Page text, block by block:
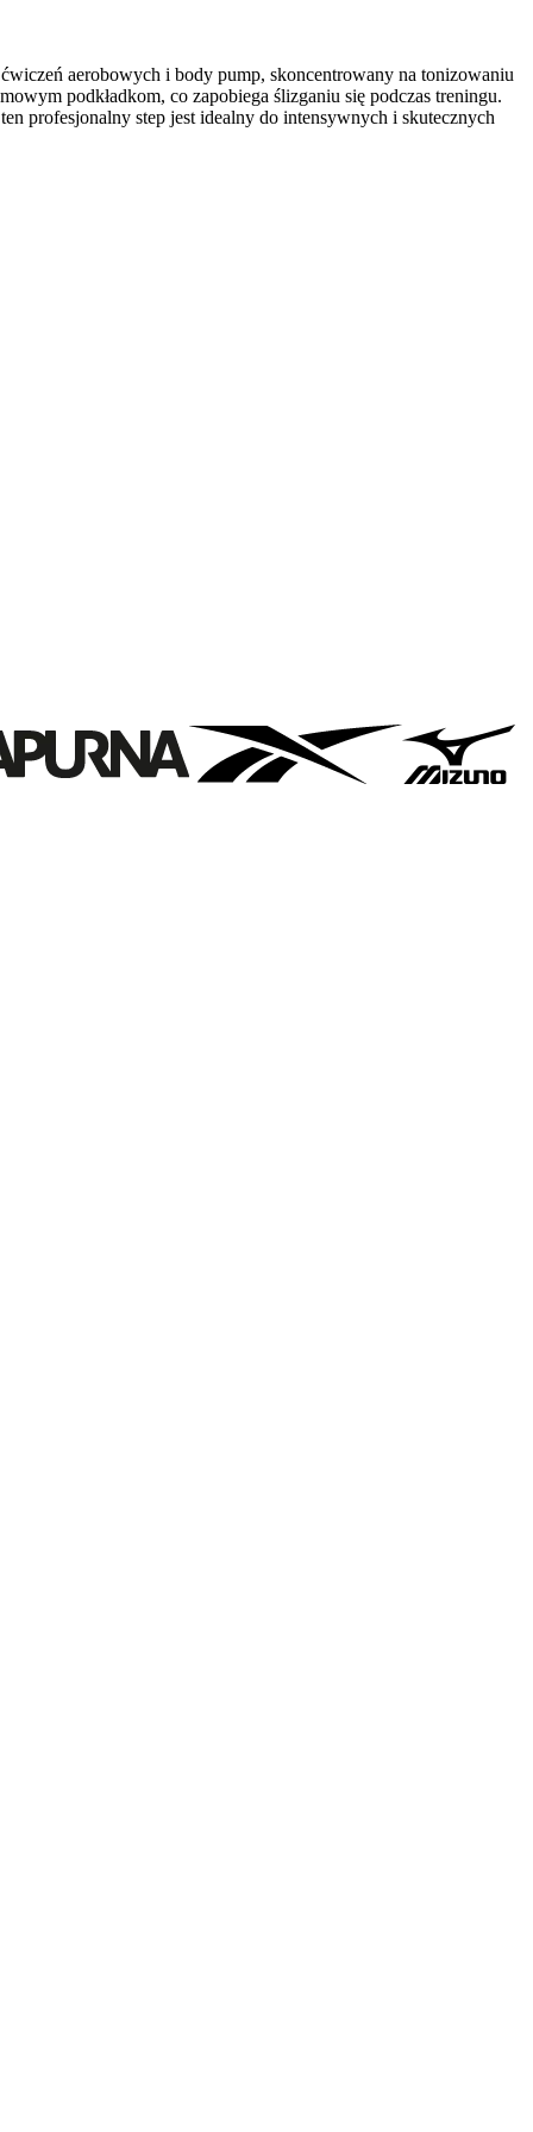
aerobowych i body pump, skoncentrowany na tonizowaniu
podkładkom, co zapobiega ślizganiu się podczas treningu.
profesjonalny step jest idealny do intensywnych i skutecznych